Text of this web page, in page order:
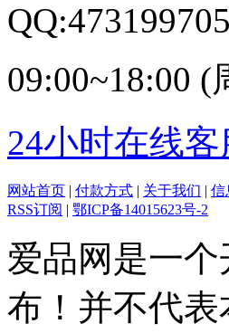
QQ:473199705
09:00~18:00
24小时在线客
网站首页 | 付款方式 | 关于我们 | 信
RSS订阅 | 鄂ICP备14015623号-2
爱品网是一
布！并不代